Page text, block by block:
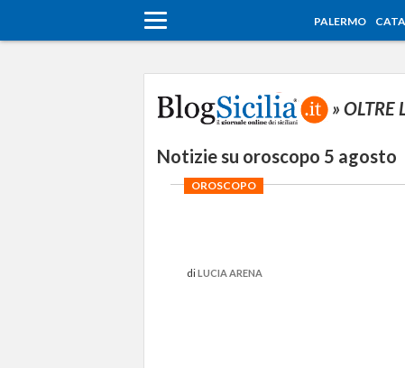
PALERMO
» OLTRE
Notizie su oroscopo 5 agosto
OROSCOPO
diLUCIA ARENA